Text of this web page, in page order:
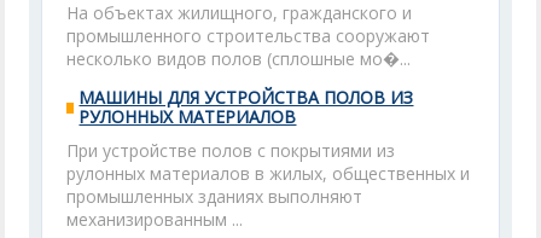
На объектах жилищного, гражданского и
промышленного строительства сооружают
несколько видов полов (сплошные мо�...
МАШИНЫ ДЛЯ УСТРОЙСТВА ПОЛОВ ИЗ
РУЛОННЫХ МАТЕРИАЛОВ
При устройстве полов с покрытиями из
рулонных материалов в жилых, общественных и
промышленных зданиях выполняют
механизированным ...